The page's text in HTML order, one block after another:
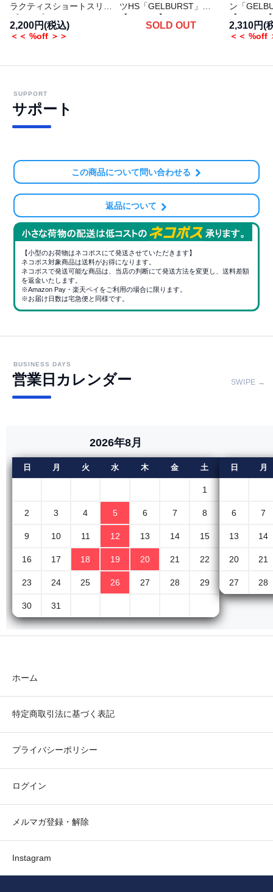
ラクティスショートスリー
ブトップ
2,200円(税込)
＜＜ %off ＞＞
ツHS「GELBURST」
【XB6542】
SOLD OUT
ン「
【XB7571
2,310円(
＜＜ %off
SUPPORT
サポート
この商品について問い合わせる
返品について
【小型のお荷物はネコポスにて発送させていただきます】
ネコポス対象商品は送料がお得になります。
ネコポスで発送可能な商品は、当店の判断にて発送方法を変更し、送料差額
を返金いたします。
※Amazon Pay・楽天ペイをご利用の場合に限ります。
※お届け日数は宅急便と同様です。
BUSINESS DAYS
営業日カレンダー SWIPE →
2026年8月
日 月 火 水 木 金 土
1
2 3 4 5 6 7 8
9 10 11 12 13 14 15
16 17 18 19 20 21 22
23 24 25 26 27 28 29
30 31
日 月
6 7
13 14
20 21
27 28
ホーム
特定商取引法に基づく表記
プライバシーポリシー
ログイン
メルマガ登録・解除
Instagram